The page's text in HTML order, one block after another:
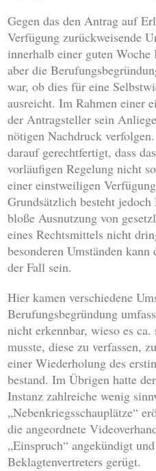
Gegen das den Antrag auf
Verfügung zurückweisende
innerhalb einer guten
aber die
war, ob dies für eine
ausreicht. Im Rahmen einer
der Antragsteller sein
nötigen Nachdruck
darauf gerechtfertigt, dass
vorläufigen Regelung nicht
einer einstweiligen
Grundsätzlich besteht
bloße Ausnutzung von
eines Rechtsmittels nicht
besonderen Umständen
der Fall sein.
Hier kamen verschiedene
Berufungsbegründung
nicht erkennbar, wieso es ca.
musste, diese zu verfassen,
einer Wiederholung des
bestand. Im Übrigen hatte
Instanz zahlreiche wenig
„Nebenkriegsschauplätze“
die angeordnete
„Einspruch“ angekündigt
Beklagtenvertreters gerügt.